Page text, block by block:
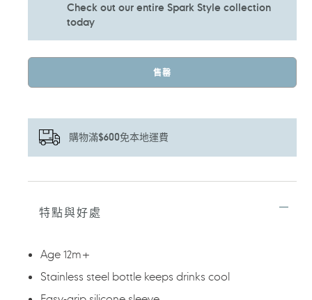
Check out our entire Spark Style collection
today
售罄
購物滿$600免本地運費
正
入
特點與好處
Age 12m+
Stainless steel bottle keeps drinks cool